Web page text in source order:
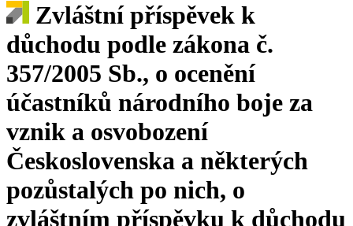
Zvláštní příspěvek k
důchodu podle zákona č.
357/2005 Sb., o ocenění
účastníků národního boje za
vznik a osvobození
Československa a některých
pozůstalých po nich, o
zvláštním příspěvku k důchodu